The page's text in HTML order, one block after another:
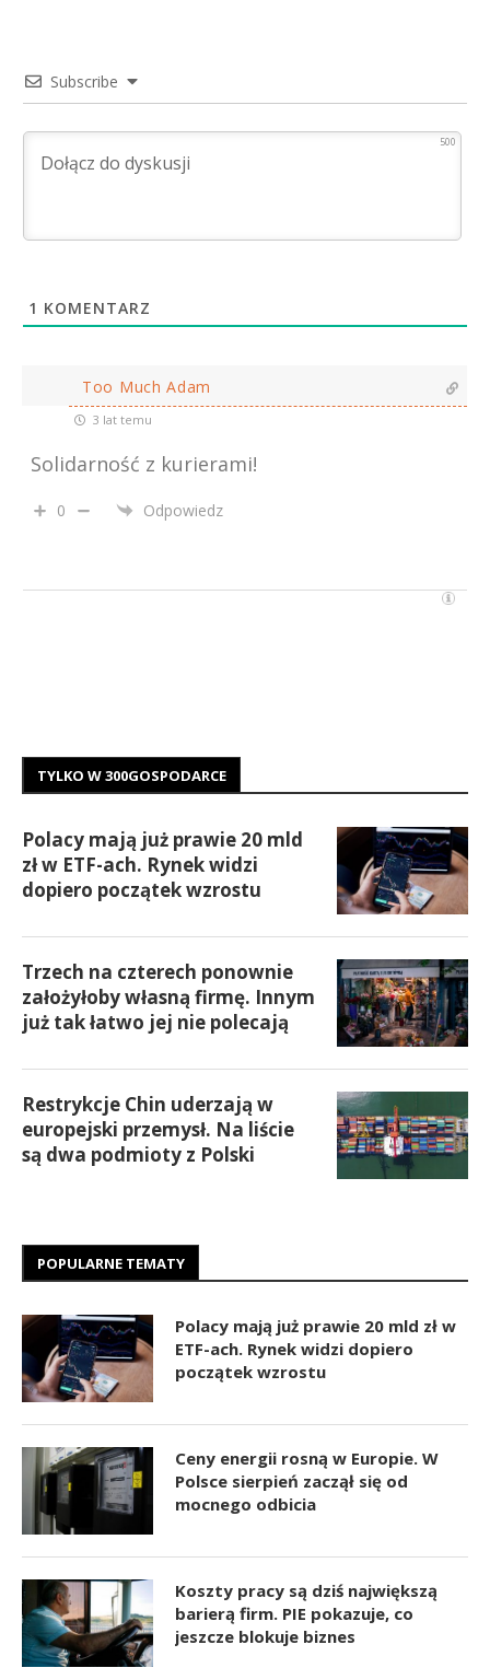
Subscribe
500
1 KOMENTARZ
Too Much Adam
3 lat temu
Solidarność z kurierami!
0 Odpowiedz
TYLKO W 300GOSPODARCE
Polacy mają już prawie 20 mld
zł w ETF-ach. Rynek widzi
dopiero początek wzrostu
Trzech na czterech ponownie
założyłoby własną firmę. Innym
już tak łatwo jej nie polecają
Restrykcje Chin uderzają w
europejski przemysł. Na liście
są dwa podmioty z Polski
POPULARNE TEMATY
Polacy mają już prawie 20 mld zł w
ETF-ach. Rynek widzi dopiero
początek wzrostu
Ceny energii rosną w Europie. W
Polsce sierpień zaczął się od
mocnego odbicia
Koszty pracy są dziś największą
barierą firm. PIE pokazuje, co
jeszcze blokuje biznes